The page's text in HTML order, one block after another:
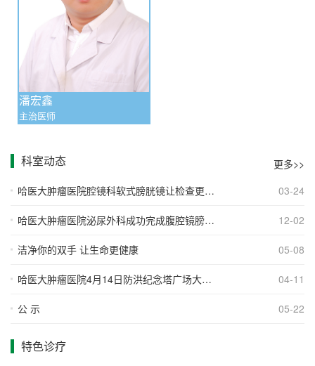
潘宏鑫
主治医师
科室动态
更多>>
哈医大肿瘤医院腔镜科软式膀胱镜让检查更舒
03-24
哈医大肿瘤医院泌尿外科成功完成腹腔镜膀胱
12-02
洁净你的双手 让生命更健康 05-08
哈医大肿瘤医院4月14日防洪纪念塔广场大型
04-11
公 示 05-22
特色诊疗